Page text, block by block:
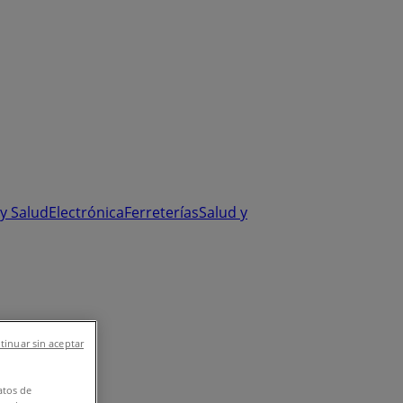
SaludElectrónicaFerreteríasSalud y
de
sin aceptar